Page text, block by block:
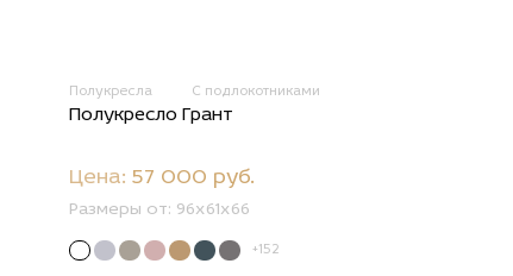
Полукресла С подлокотниками
Полукресло Грант
Цена: 57 000 руб.
Размеры от: 96х61х66
+152